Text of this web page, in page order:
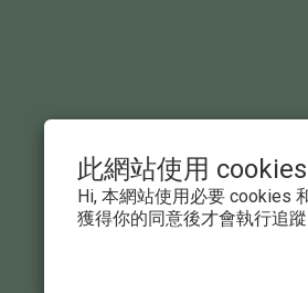
此網站使用 cookies
Hi, 本網站使用必要 cookies
獲得你的同意後才會執行追蹤